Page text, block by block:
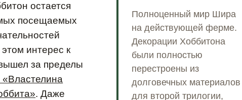
остается
посещаемых
интерес к
за пределы
«Властелина
. Даже
Полноценный мир Шира
на действующей ферме.
Декорации Хоббитона
были полностью
перестроены из
долговечных материалов
для второй трилогии,